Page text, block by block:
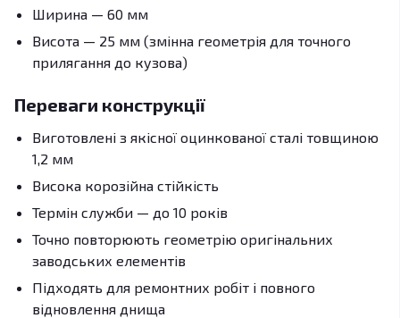
Ширина — 60 мм
Висота — 25 мм (змінна геометрія для точного
прилягання до кузова)
Переваги конструкції
Виготовлені з якісної оцинкованої сталі товщиною
1,2 мм
Висока корозійна стійкість
Термін служби — до 10 років
Точно повторюють геометрію оригінальних
заводських елементів
Підходять для ремонтних робіт і повного
відновлення днища